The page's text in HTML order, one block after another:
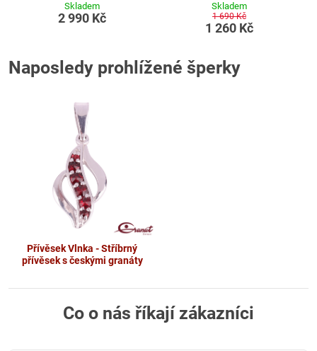
Skladem
2 990 Kč
Skladem
1 260 Kč
1 690 Kč
Naposledy prohlížené šperky
Přívěsek Vlnka - Stříbrný
přívěsek s českými granáty
Co o nás říkají zákazníci